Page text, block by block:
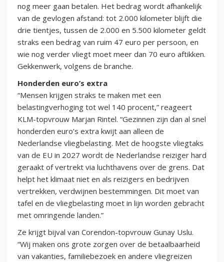
nog meer gaan betalen. Het bedrag wordt afhankelijk
van de gevlogen afstand: tot 2.000 kilometer blijft die
drie tientjes, tussen de 2.000 en 5.500 kilometer geldt
straks een bedrag van ruim 47 euro per persoon, en
wie nog verder vliegt moet meer dan 70 euro aftikken.
Gekkenwerk, volgens de branche.
Honderden euro’s extra
“Mensen krijgen straks te maken met een
belastingverhoging tot wel 140 procent,” reageert
KLM-topvrouw Marjan Rintel. “Gezinnen zijn dan al snel
honderden euro’s extra kwijt aan alleen de
Nederlandse vliegbelasting. Met de hoogste vliegtaks
van de EU in 2027 wordt de Nederlandse reiziger hard
geraakt of vertrekt via luchthavens over de grens. Dat
helpt het klimaat niet en als reizigers en bedrijven
vertrekken, verdwijnen bestemmingen. Dit moet van
tafel en de vliegbelasting moet in lijn worden gebracht
met omringende landen.”
Ze krijgt bijval van Corendon-topvrouw Gunay Uslu.
“Wij maken ons grote zorgen over de betaalbaarheid
van vakanties, familiebezoek en andere vliegreizen